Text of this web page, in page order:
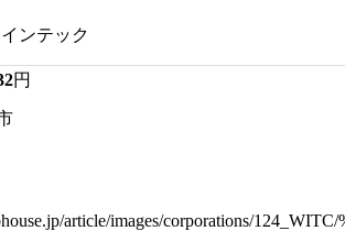
ンテック
円
article/images/corporations/